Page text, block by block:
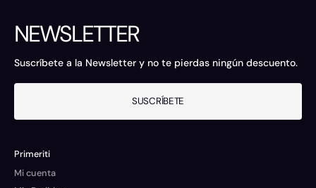
NEWSLETTER
Suscríbete a la Newsletter y no te pierdas ningún descuento.
SUSCRÍBETE
Primeriti
Mi cuenta